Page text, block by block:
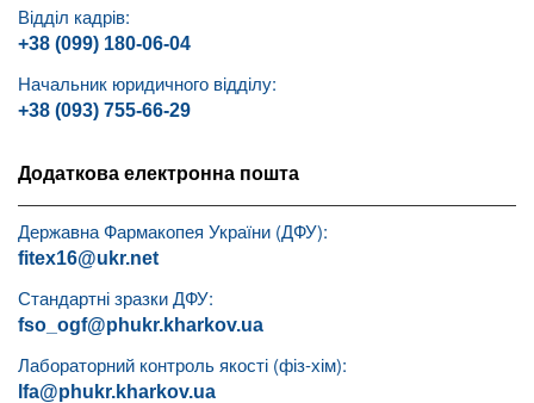
Відділ кадрів:
+38 (099) 180-06-04
Начальник юридичного відділу:
+38 (093) 755-66-29
Додаткова електронна пошта
Державна Фармакопея України (ДФУ):
fitex16@ukr.net
Стандартні зразки ДФУ:
fso_ogf@phukr.kharkov.ua
Лабораторний контроль якості (фіз-хім):
lfa@phukr.kharkov.ua